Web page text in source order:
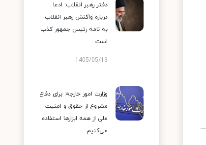
دفتر رهبر انقلاب: ادعا
درباره واکنش رهبر انقلاب
به نامه رئیس جمهور کذب
است
1405/05/13
وزارت امور خارجه: برای دفاع
مشروع از حقوق و امنیت
ملی از همه ابزارها استفاده
می‌کنیم